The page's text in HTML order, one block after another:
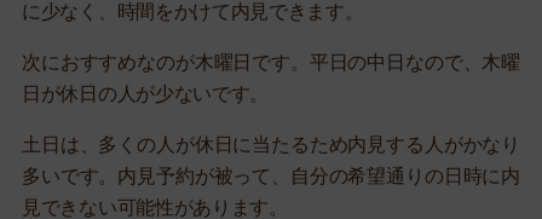
に少なく、時間をかけて内見できます。
次におすすめなのが木曜日です。平日の中日なので、木曜
日が休日の人が少ないです。
土日は、多くの人が休日に当たるため内見する人がかなり
多いです。内見予約が被って、自分の希望通りの日時に内
見できない可能性があります。